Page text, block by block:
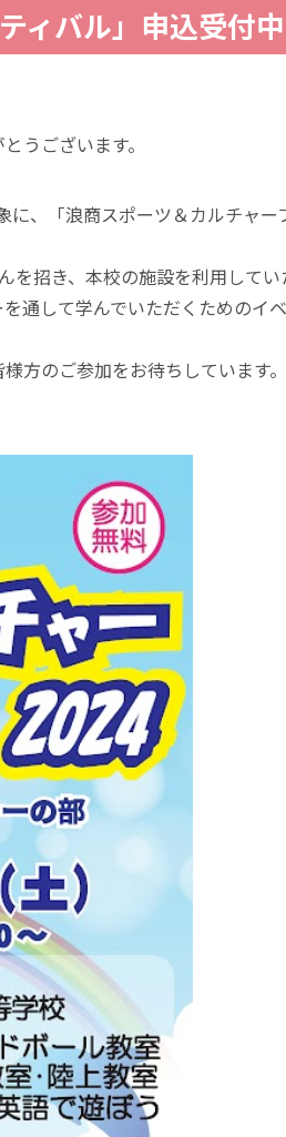
ィバル」申込受付中
うございます。
、「浪商スポーツ＆カルチャー
を招き、本校の施設を利用してい
通して学んでいただくためのイベ
方のご参加をお待ちしています。